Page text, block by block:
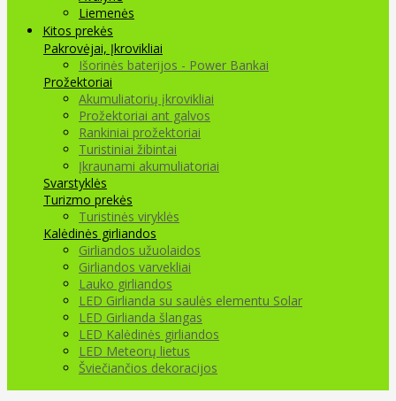
Liemenės
Kitos prekės
Pakrovėjai, Įkrovikliai
Išorinės baterijos - Power Bankai
Prožektoriai
Akumuliatorių įkrovikliai
Prožektoriai ant galvos
Rankiniai prožektoriai
Turistiniai žibintai
Įkraunami akumuliatoriai
Svarstyklės
Turizmo prekės
Turistinės viryklės
Kalėdinės girliandos
Girliandos užuolaidos
Girliandos varvekliai
Lauko girliandos
LED Girlianda su saulės elementu Solar
LED Girlianda šlangas
LED Kalėdinės girliandos
LED Meteorų lietus
Šviečiančios dekoracijos